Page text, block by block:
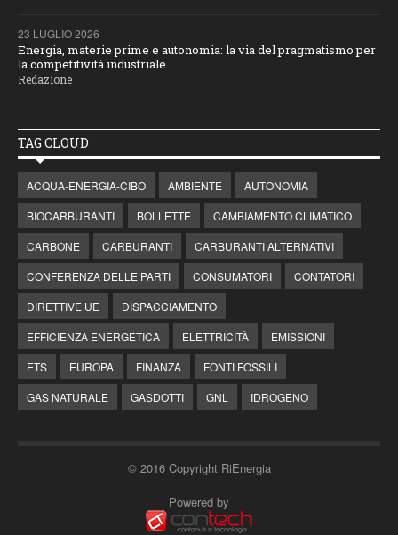
23 LUGLIO 2026
Energia, materie prime e autonomia: la via del pragmatismo per
la competitività industriale
Redazione
TAG CLOUD
ACQUA-ENERGIA-CIBO AMBIENTE
AUTONOMIA
BIOCARBURANTI
BOLLETTE
CAMBIAMENTO CLIMATICO
CARBONE
CARBURANTI
CARBURANTI ALTERNATIVI
CONFERENZA DELLE PARTI
CONSUMATORI
CONTATORI
DIRETTIVE UE
DISPACCIAMENTO
EFFICIENZA ENERGETICA
ELETTRICITÀ
EMISSIONI
ETS
EUROPA FINANZA
FONTI FOSSILI
GAS NATURALE
GASDOTTI GNL IDROGENO
© 2016 Copyright RiEnergia
Powered by